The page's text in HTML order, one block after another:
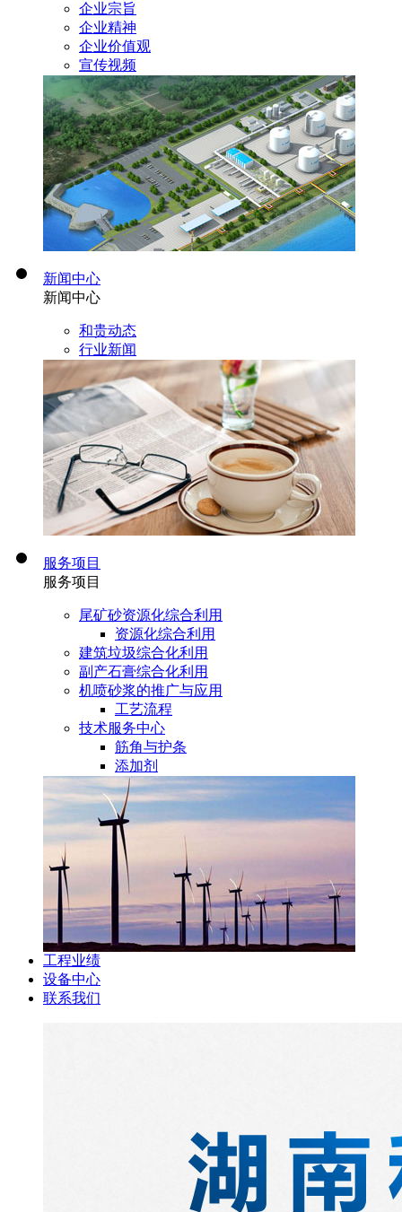
企业宗旨
企业精神
企业价值观
宣传视频
新闻中心
新闻中心
和贵动态
行业新闻
服务项目
服务项目
尾矿砂资源化综合利用
资源化综合利用
建筑垃圾综合化利用
副产石膏综合化利用
机喷砂浆的推广与应用
工艺流程
技术服务中心
筋角与护条
添加剂
工程业绩
设备中心
联系我们